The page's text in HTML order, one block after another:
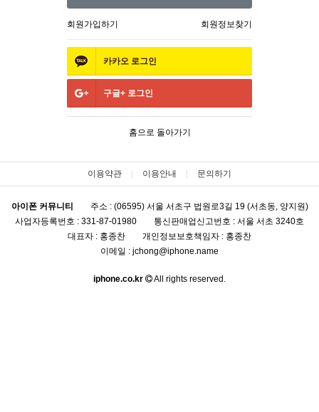
회원가입하기 회원정보찾기
카카오 로그인
구글+ 로그인
홈으로 돌아가기
이용약관 이용안내 문의하기
아이폰 커뮤니티
주소 : (06595) 서울 서초구 법원로3길 19 (서초동, 양지원)
사업자등록번호 : 331-87-01980
통신판매업신고번호 : 서울 서초 3240호
대표자 : 홍종찬
개인정보보호책임자 : 홍종찬
이메일 : jchong@iphone.name
iphone.co.kr All rights reserved.